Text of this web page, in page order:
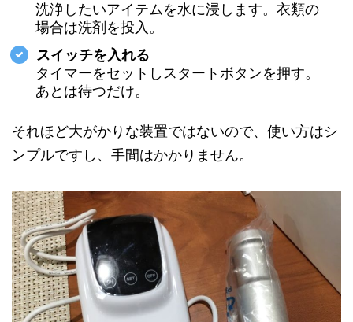
洗浄したいアイテムを水に浸します。衣類の
場合は洗剤を投入。
スイッチを入れる
タイマーをセットしスタートボタンを押す。
あとは待つだけ。
それほど大がかりな装置ではないので、使い方はシ
ンプルですし、手間はかかりません。